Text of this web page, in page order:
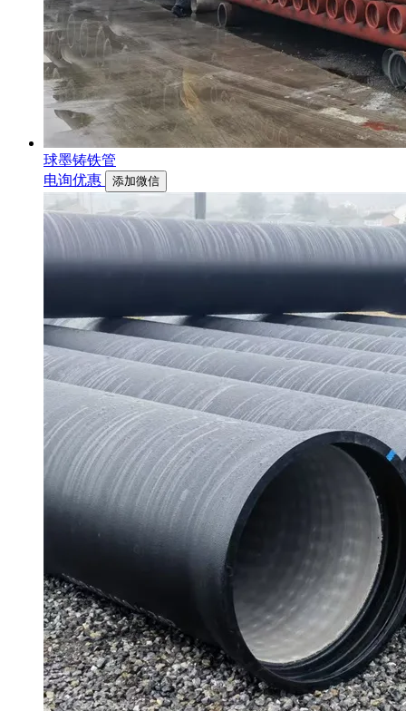
球墨铸铁管
电询优惠
添加微信